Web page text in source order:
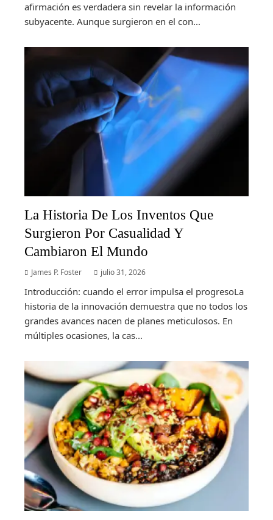
afirmación es verdadera sin revelar la información
subyacente. Aunque surgieron en el con...
La Historia De Los Inventos Que
Surgieron Por Casualidad Y
Cambiaron El Mundo
James P. Foster julio 31, 2026
Introducción: cuando el error impulsa el progresoLa
historia de la innovación demuestra que no todos los
grandes avances nacen de planes meticulosos. En
múltiples ocasiones, la cas...